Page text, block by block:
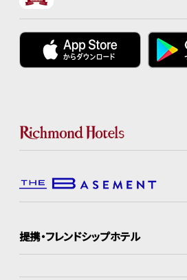
提携・フレンドシップホテル